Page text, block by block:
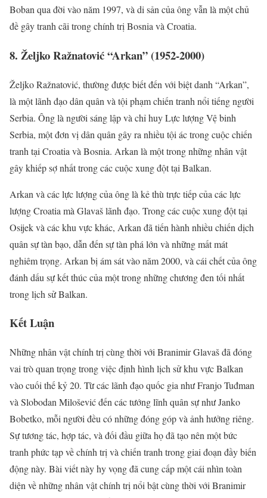
Boban qua đời vào năm 1997, và di sản của ông vẫn là một chủ
đề gây tranh cãi trong chính trị Bosnia và Croatia.
8. Željko Ražnatović “Arkan” (1952-2000)
Željko Ražnatović, thường được biết đến với biệt danh “Arkan”,
là một lãnh đạo dân quân và tội phạm chiến tranh nổi tiếng người
Serbia. Ông là người sáng lập và chỉ huy Lực lượng Vệ binh
Serbia, một đơn vị dân quân gây ra nhiều tội ác trong cuộc chiến
tranh tại Croatia và Bosnia. Arkan là một trong những nhân vật
gây khiếp sợ nhất trong các cuộc xung đột tại Balkan.
Arkan và các lực lượng của ông là kẻ thù trực tiếp của các lực
lượng Croatia mà Glavaš lãnh đạo. Trong các cuộc xung đột tại
Osijek và các khu vực khác, Arkan đã tiến hành nhiều chiến dịch
quân sự tàn bạo, dẫn đến sự tàn phá lớn và những mất mát
nghiêm trọng. Arkan bị ám sát vào năm 2000, và cái chết của ông
đánh dấu sự kết thúc của một trong những chương đen tối nhất
trong lịch sử Balkan.
Kết Luận
Những nhân vật chính trị cùng thời với Branimir Glavaš đã đóng
vai trò quan trọng trong việc định hình lịch sử khu vực Balkan
vào cuối thế kỷ 20. Từ các lãnh đạo quốc gia như Franjo Tuđman
và Slobodan Milošević đến các tướng lĩnh quân sự như Janko
Bobetko, mỗi người đều có những đóng góp và ảnh hưởng riêng.
Sự tương tác, hợp tác, và đối đầu giữa họ đã tạo nên một bức
tranh phức tạp về chính trị và chiến tranh trong giai đoạn đầy biến
động này. Bài viết này hy vọng đã cung cấp một cái nhìn toàn
diện về những nhân vật chính trị nổi bật cùng thời với Branimir